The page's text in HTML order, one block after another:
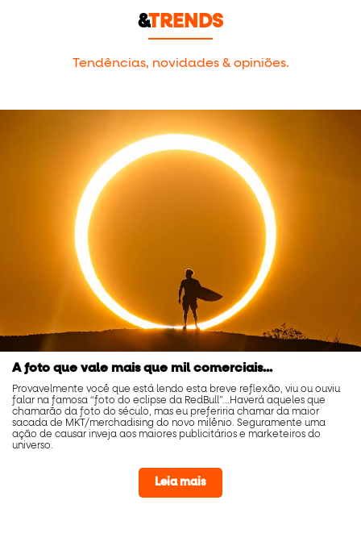
&TRENDS
Tendências, novidades & opiniões.
A foto que vale mais que mil comerciais...
Provavelmente você que está lendo esta breve reflexão, viu ou ouviu
falar na famosa “foto do eclipse da RedBull”...Haverá aqueles que
chamarão da foto do século, mas eu preferiria chamar da maior
sacada de MKT/merchadising do novo milênio. Seguramente uma
ação de causar inveja aos maiores publicitários e marketeiros do
universo.
Leia mais